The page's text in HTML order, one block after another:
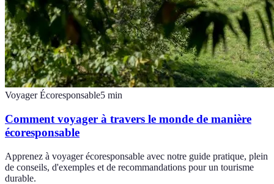
Voyager Écoresponsable5 min
Comment voyager à travers le monde de manière
écoresponsable
Apprenez à voyager écoresponsable avec notre guide pratique, plein
de conseils, d'exemples et de recommandations pour un tourisme
durable.